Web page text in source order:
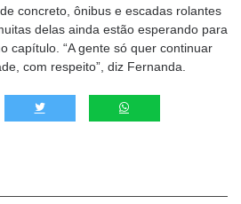
concreto, ônibus e escadas rolantes
delas ainda estão esperando para
capítulo. “A gente só quer continuar
com respeito”, diz Fernanda.